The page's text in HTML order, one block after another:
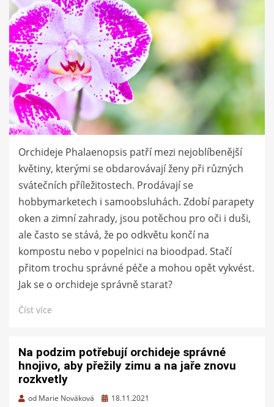
Orchideje Phalaenopsis patří mezi nejoblíbenější
květiny, kterými se obdarovávají ženy při různých
svátečních příležitostech. Prodávají se
hobbymarketech i samoobsluhách. Zdobí parapety
oken a zimní zahrady, jsou potěchou pro oči i duši,
ale často se stává, že po odkvětu končí na
kompostu nebo v popelnici na bioodpad. Stačí
přitom trochu správné péče a mohou opět vykvést.
Jak se o orchideje správně starat?
Číst více
Na podzim potřebují orchideje správné
hnojivo, aby přežily zimu a na jaře znovu
rozkvetly
od Marie Nováková
Zveřejněno
18.11.2021